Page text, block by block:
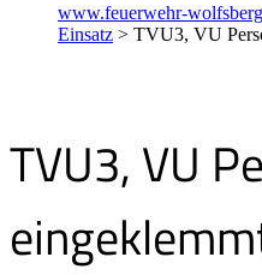
www.feuerwehr-
Einsatz > TVU3, VU
TVU3, VU